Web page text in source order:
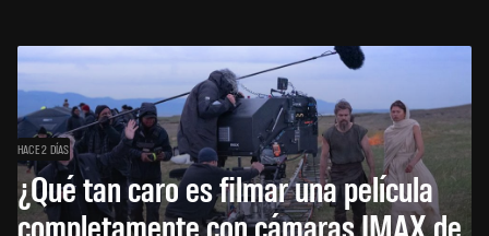
HACE 2 DÍAS
¿Qué tan caro es filmar una película
completamente con cámaras IMAX de